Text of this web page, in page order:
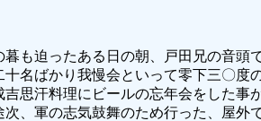
も迫ったある日の朝、戸田兄の音頭
十名ばかり我慢会といって零下三〇度
吉思汗料理にビールの忘年会をした事
次、軍の志気鼓舞のため行った、屋外